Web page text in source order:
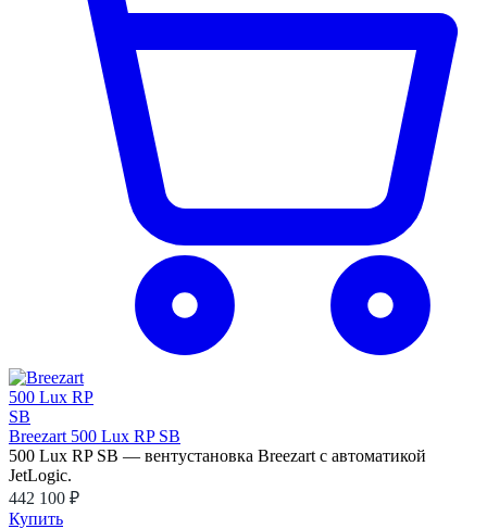
Breezart 500 Lux RP SB
500 Lux RP SB — вентустановка Breezart с автоматикой
JetLogic.
442 100 ₽
Купить